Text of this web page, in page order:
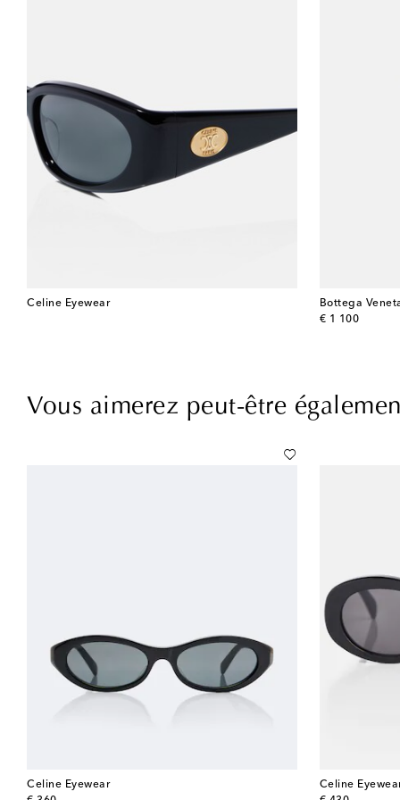
Celine Eyewear
Bottega
€ 1 100
original price
Vous aimerez peut-être
Celine Eyewear
Celine